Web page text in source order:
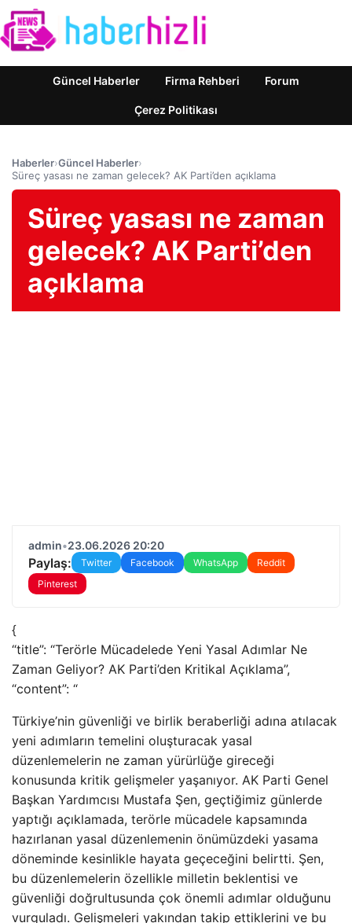
Güncel Haberler Firma Rehberi Forum
Çerez Politikası
Haberler›Güncel Haberler›
Süreç yasası ne zaman gelecek? AK Parti’den açıklama
Süreç yasası ne zaman
gelecek? AK Parti’den
açıklama
admin•23.06.2026 20:20
Paylaş: Twitter Facebook WhatsApp
Reddit
Pinterest
{
“title”: “Terörle Mücadelede Yeni Yasal Adımlar Ne
Zaman Geliyor? AK Parti’den Kritikal Açıklama”,
“content”: “
Türkiye’nin güvenliği ve birlik beraberliği adına atılacak
yeni adımların temelini oluşturacak yasal
düzenlemelerin ne zaman yürürlüğe gireceği
konusunda kritik gelişmeler yaşanıyor. AK Parti Genel
Başkan Yardımcısı Mustafa Şen, geçtiğimiz günlerde
yaptığı açıklamada, terörle mücadele kapsamında
hazırlanan yasal düzenlemenin önümüzdeki yasama
döneminde kesinlikle hayata geçeceğini belirtti. Şen,
bu düzenlemelerin özellikle milletin beklentisi ve
güvenliği doğrultusunda çok önemli adımlar olduğunu
vurguladı. Gelişmeleri yakından takip ettiklerini ve bu